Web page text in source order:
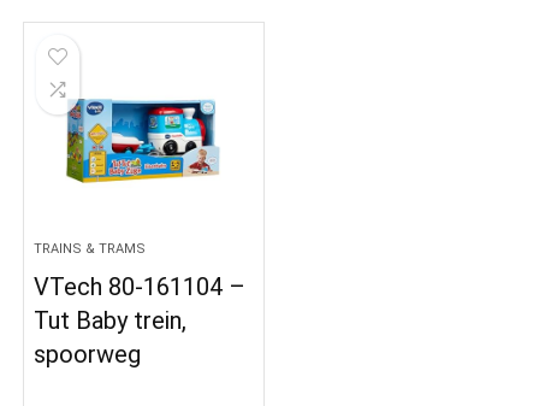
TRAINS & TRAMS
VTech 80-161104 –
Tut Baby trein,
spoorweg